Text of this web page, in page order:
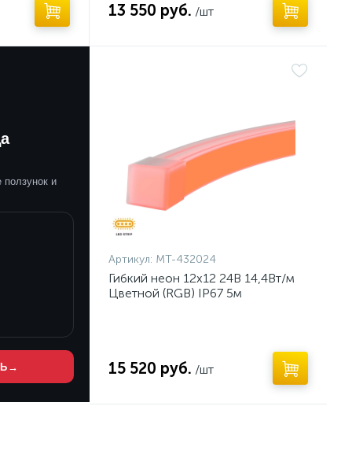
13 550 руб. /шт
ползунок и
→
Артикул: MT-432024
Гибкий неон 12х12 24В 14,4Вт/м
Цветной (RGB) IP67 5м
15 520 руб. /шт